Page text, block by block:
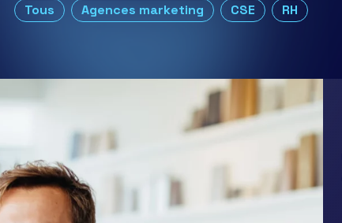
Tous Agences marketing CSE RH